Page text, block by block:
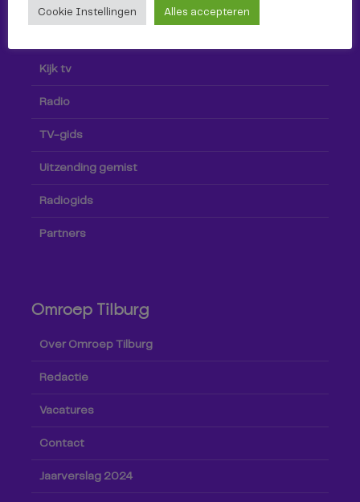
Kijk tv
Radio
TV-gids
Uitzending gemist
Radiogids
Partners
Omroep Tilburg
Over Omroep Tilburg
Redactie
Vacatures
Contact
Jaarverslag 2024
Cookie Instellingen Alles accepteren